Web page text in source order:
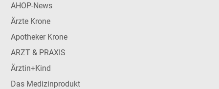
AHOP-News
Ärzte Krone
Apotheker Krone
ARZT & PRAXIS
Ärztin+Kind
Das Medizinprodukt